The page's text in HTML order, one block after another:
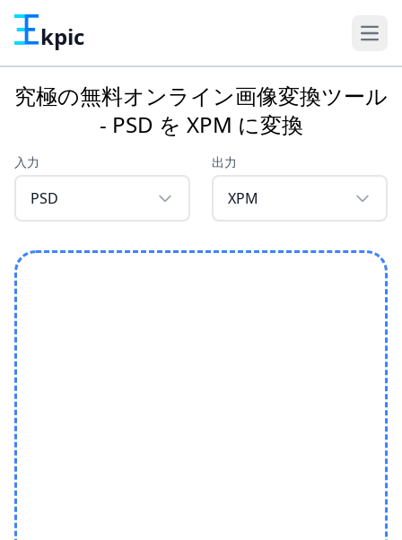
kpic
究極の無料オンライン画像変換ツール
- PSD を XPM に変換
入力
PSD
出力
XPM